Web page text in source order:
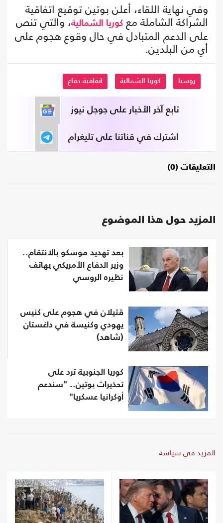
وفي نهاية اللقاء، أعلن بوتين توقيع اتفاقية
الشراكة الشاملة مع كوريا الشمالية، والتي تنص
على الدعم المتبادل في حال وقوع هجوم على
أي من البلدين.
روسيا كوريا الشمالية اتفاقية دفاع
تابع آخر الأخبار على جوجل نيوز
اشترك في قناتنا على تليغرام
التعليقات (0)
المزيد حول هذا الموضوع
بعد تهديد موسكو بالانتقام..
وزير الدفاع الأمريكي يهاتف
نظيره الروسي
قتيلان في هجوم على كنيس
يهودي وكنيسة في داغستان
(شاهد)
كوريا الجنوبية ترد على
تحذيرات بوتين.. "سندعم
أوكرانيا عسكريا"
المزيد في سياسة